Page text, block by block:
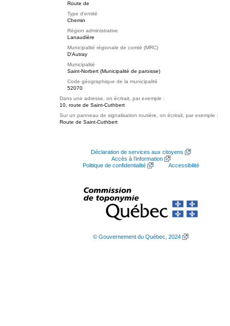
Route de
Type d'entité
Chemin
Région administrative
Lanaudière
Municipalité régionale de comté (MRC)
D'Autray
Municipalité
Saint-Norbert (Municipalité de paroisse)
Code géographique de la municipalité
52070
Dans une adresse, on écrirait, par exemple :
10, route de Saint-Cuthbert
Sur un panneau de signalisation routière, on écrirait, par exemple :
Route de Saint-Cuthbert
Déclaration de services aux citoyens
Accès à l’information
Politique de confidentialité
Accessibilité
© Gouvernement du Québec, 2024